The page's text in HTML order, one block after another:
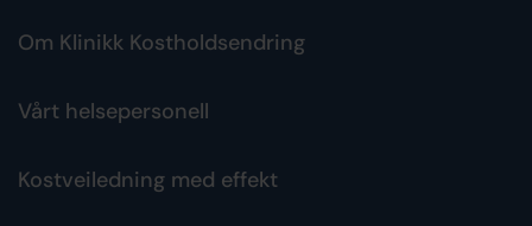
Om Klinikk Kostholdsendring
Vårt helsepersonell
Kostveiledning med effekt